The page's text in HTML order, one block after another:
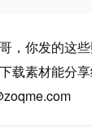
哥，你发的这
载素材能分